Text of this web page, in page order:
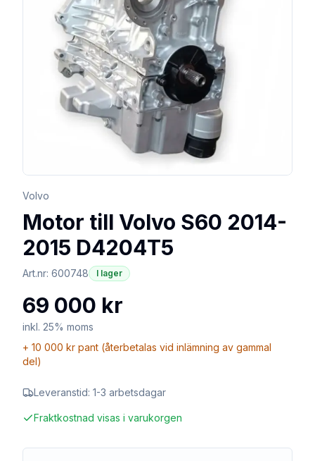
Volvo
Motor till Volvo S60 2014-
2015 D4204T5
Art.nr: 600748 I lager
69 000 kr
inkl. 25% moms
+ 10 000 kr pant (återbetalas vid inlämning av gammal
del)
Leveranstid: 1-3 arbetsdagar
Fraktkostnad visas i varukorgen